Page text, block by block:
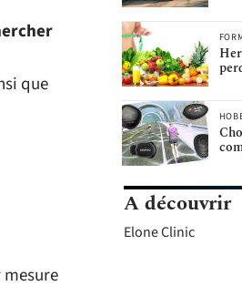
que
A découvrir
Elone Clinic